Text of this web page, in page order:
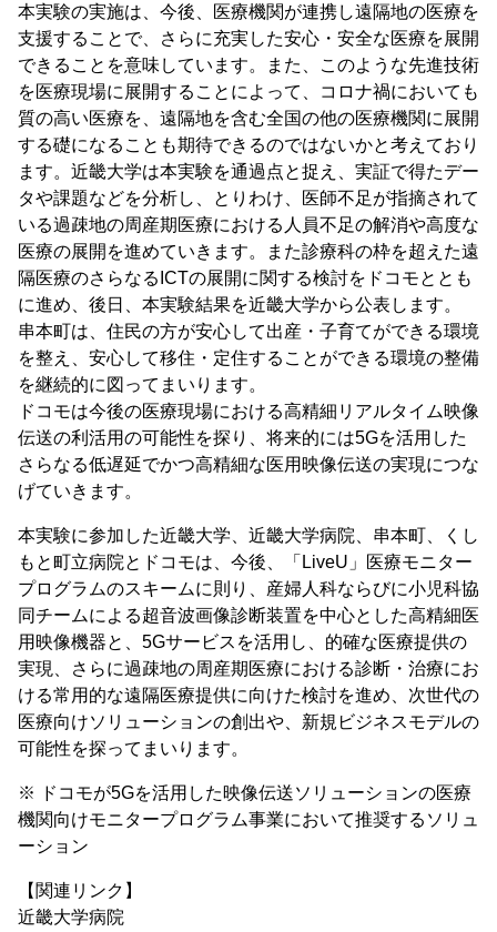
本実験の実施は、今後、医療機関が連携し遠隔地の医療を
支援することで、さらに充実した安心・安全な医療を展開
できることを意味しています。また、このような先進技術
を医療現場に展開することによって、コロナ禍においても
質の高い医療を、遠隔地を含む全国の他の医療機関に展開
する礎になることも期待できるのではないかと考えており
ます。近畿大学は本実験を通過点と捉え、実証で得たデー
タや課題などを分析し、とりわけ、医師不足が指摘されて
いる過疎地の周産期医療における人員不足の解消や高度な
医療の展開を進めていきます。また診療科の枠を超えた遠
隔医療のさらなるICTの展開に関する検討をドコモととも
に進め、後日、本実験結果を近畿大学から公表します。
串本町は、住民の方が安心して出産・子育てができる環境
を整え、安心して移住・定住することができる環境の整備
を継続的に図ってまいります。
ドコモは今後の医療現場における高精細リアルタイム映像
伝送の利活用の可能性を探り、将来的には5Gを活用した
さらなる低遅延でかつ高精細な医用映像伝送の実現につな
げていきます。
本実験に参加した近畿大学、近畿大学病院、串本町、くし
もと町立病院とドコモは、今後、「LiveU」医療モニター
プログラムのスキームに則り、産婦人科ならびに小児科協
同チームによる超音波画像診断装置を中心とした高精細医
用映像機器と、5Gサービスを活用し、的確な医療提供の
実現、さらに過疎地の周産期医療における診断・治療にお
ける常用的な遠隔医療提供に向けた検討を進め、次世代の
医療向けソリューションの創出や、新規ビジネスモデルの
可能性を探ってまいります。
※ ドコモが5Gを活用した映像伝送ソリューションの医療
機関向けモニタープログラム事業において推奨するソリュ
ーション
【関連リンク】
近畿大学病院